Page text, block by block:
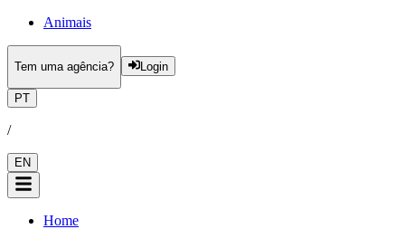
Animais
Tem uma agência? Login
PT
/
EN
Home